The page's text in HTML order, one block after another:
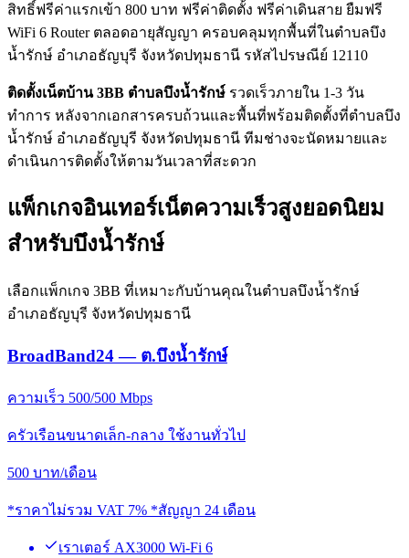
สิทธิ์ฟรีค่าแรกเข้า 800 บาท ฟรีค่าติดตั้ง ฟรีค่าเดินสาย ยืมฟรี
WiFi 6 Router ตลอดอายุสัญญา ครอบคลุมทุกพื้นที่ในตำบลบึง
น้ำรักษ์ อำเภอธัญบุรี จังหวัดปทุมธานี รหัสไปรษณีย์ 12110
ติดตั้งเน็ตบ้าน 3BB ตำบลบึงน้ำรักษ์ รวดเร็วภายใน 1-3 วัน
ทำการ หลังจากเอกสารครบถ้วนและพื้นที่พร้อมติดตั้งที่ตำบลบึง
น้ำรักษ์ อำเภอธัญบุรี จังหวัดปทุมธานี ทีมช่างจะนัดหมายและ
ดำเนินการติดตั้งให้ตามวันเวลาที่สะดวก
แพ็กเกจอินเทอร์เน็ตความเร็วสูงยอดนิยม
สำหรับบึงน้ำรักษ์
เลือกแพ็กเกจ 3BB ที่เหมาะกับบ้านคุณในตำบลบึงน้ำรักษ์
อำเภอธัญบุรี จังหวัดปทุมธานี
BroadBand24 — ต.บึงน้ำรักษ์
ความเร็ว 500/500 Mbps
ครัวเรือนขนาดเล็ก-กลาง ใช้งานทั่วไป
500 บาท/เดือน
*ราคาไม่รวม VAT 7% *สัญญา 24 เดือน
เราเตอร์ AX3000 Wi-Fi 6